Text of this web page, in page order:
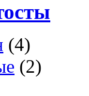
(4)
(2)